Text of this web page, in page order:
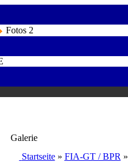
Fotos 2
Galerie
Startseite» FIA-GT / BPR